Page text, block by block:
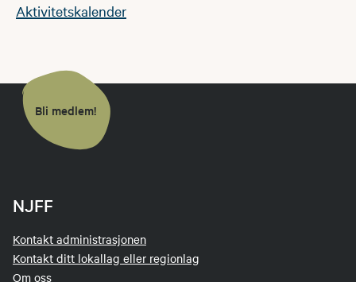
Aktivitetskalender
Bli medlem!
NJFF
Kontakt administrasjonen
Kontakt ditt lokallag eller regionlag
Om oss